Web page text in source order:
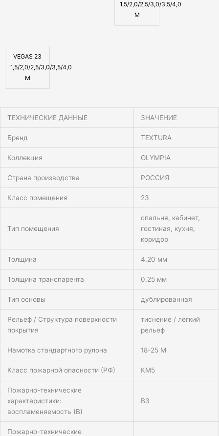
1,5/2,0/2,5/3,0/3,5/4,0
М
VEGAS 23
1,5/2,0/2,5/3,0/3,5/4,0
М
ТЕХНИЧЕСКИЕ ДАННЫЕ ЗНАЧЕНИЕ
Бренд TEXTURA
Коллекция OLYMPIA
Страна производства РОССИЯ
Класс помещения 23
Тип помещения
спальня, кабинет,
гостиная, кухня,
коридор
Толщина 4.20 мм
Толщина транспарента 0.25 мм
Тип основы дублированная
Рельеф / Структура поверхности
покрытия
тиснение / легкий
рельеф
Намотка стандартного рулона 18-25 М
Класс пожарной опасности (РФ) КМ5
Пожарно-технические
характеристики:
воспламеняемость (В)
В3
Пожарно-технические